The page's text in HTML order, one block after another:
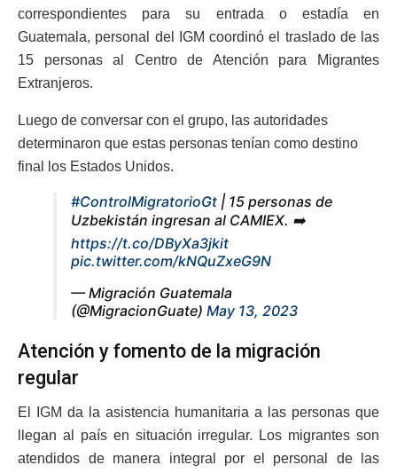
correspondientes para su entrada o estadía en
Guatemala, personal del IGM coordinó el traslado de las
15 personas al Centro de Atención para Migrantes
Extranjeros.
Luego de conversar con el grupo, las autoridades
determinaron que estas personas tenían como destino
final los Estados Unidos.
#ControlMigratorioGt | 15 personas de
Uzbekistán ingresan al CAMIEX. ➡️
https://t.co/DByXa3jkit
pic.twitter.com/kNQuZxeG9N
— Migración Guatemala
(@MigracionGuate) May 13, 2023
Atención y fomento de la migración
regular
El IGM da la asistencia humanitaria a las personas que
llegan al país en situación irregular. Los migrantes son
atendidos de manera integral por el personal de las